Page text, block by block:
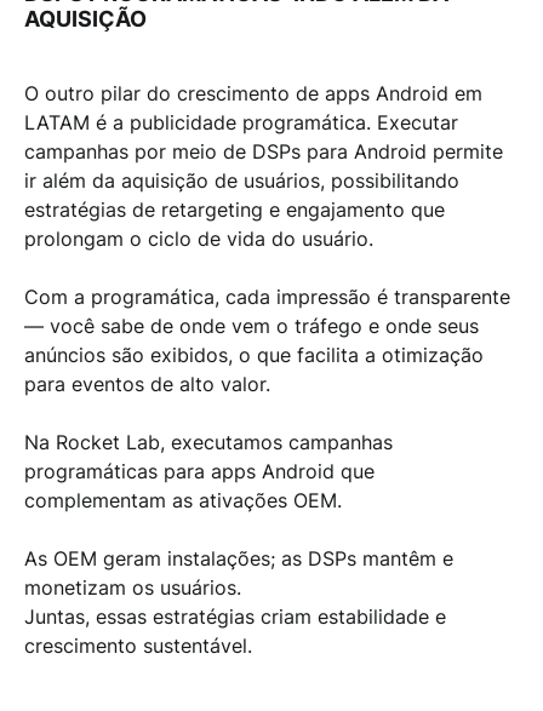
AQUISIÇÃO
O outro pilar do crescimento de apps Android em
LATAM é a publicidade programática. Executar
campanhas por meio de DSPs para Android permite
ir além da aquisição de usuários, possibilitando
estratégias de retargeting e engajamento que
prolongam o ciclo de vida do usuário.
Com a programática, cada impressão é transparente
— você sabe de onde vem o tráfego e onde seus
anúncios são exibidos, o que facilita a otimização
para eventos de alto valor.
Na Rocket Lab, executamos campanhas
programáticas para apps Android que
complementam as ativações OEM.
As OEM geram instalações; as DSPs mantêm e
monetizam os usuários.
Juntas, essas estratégias criam estabilidade e
crescimento sustentável.